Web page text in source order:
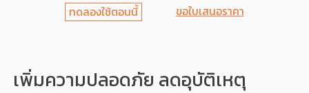
ทดลองใช้ตอนนี้ ขอใบเสนอราคา
เพิ่มความปลอดภัย ลดอุบัติเหตุ